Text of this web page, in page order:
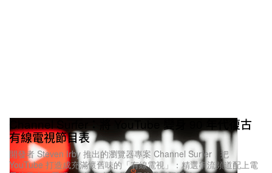
Channel Surfer：將 YouTube 變身 90 年代復古
有線電視節目表
開發者 Steven Irby 推出的瀏覽器專案 Channel Surfer，把
YouTube 打造成充滿懷舊味的「有線電視」：精選串流頻道配上電